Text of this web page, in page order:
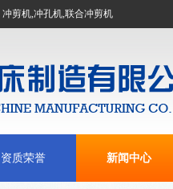
冲剪机,冲孔机,联合冲剪机
资质荣誉 新闻中心